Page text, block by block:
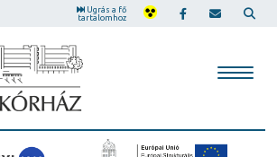
Ugrás a fő
tartalomhoz